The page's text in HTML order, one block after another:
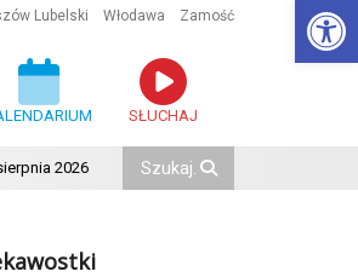
Lubelski Włodawa Zamość
SŁUCHAJ
2026